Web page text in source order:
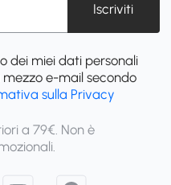
Iscriviti
dei miei dati personali
e-mail secondo
sulla Privacy
a 79€. Non è